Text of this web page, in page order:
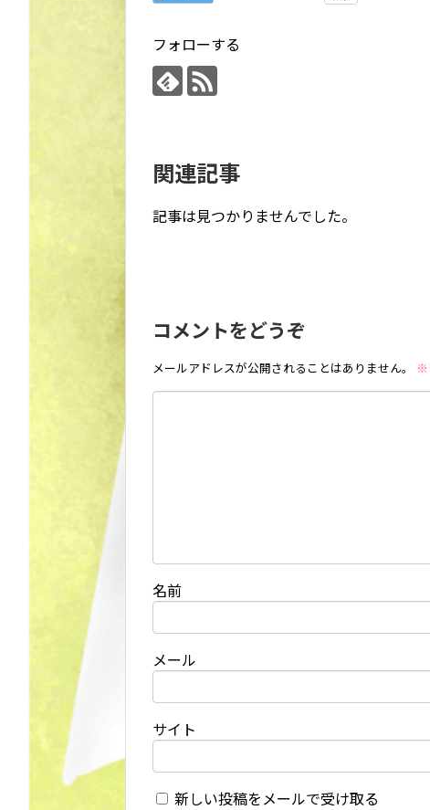
フォローする
関連記事
記事は見つかりませんでした。
コメントをどうぞ
メールアドレスが公開されることはありません。 ※
名前
メール
サイト
新しい投稿をメールで受け取る